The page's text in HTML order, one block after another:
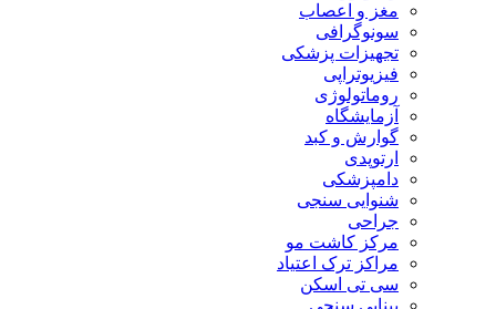
مغز و اعصاب
سونوگرافی
تجهیزات پزشکی
فیزیوتراپی
روماتولوژی
آزمایشگاه
گوارش و کبد
ارتوپدی
دامپزشکی
شنوایی سنجی
جراحی
مرکز کاشت مو
مراکز ترک اعتیاد
سی تی اسکن